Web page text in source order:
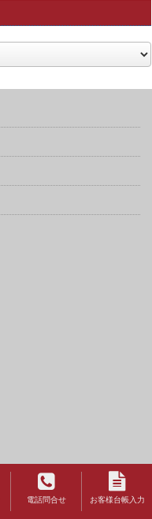
電話問合せ お客様台帳入力